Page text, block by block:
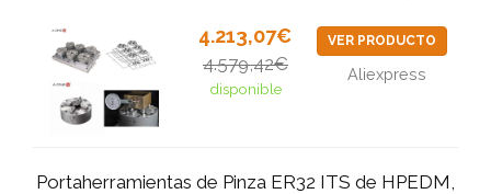
4.213,07€
4.579,42€
disponible
VER PRODUCTO
Aliexpress
Portaherramientas de Pinza ER32 ITS de HPEDM,